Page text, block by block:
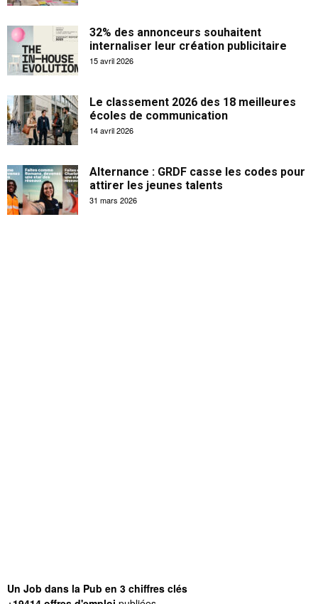
32% des annonceurs souhaitent
internaliser leur création publicitaire
15 avril 2026
Le classement 2026 des 18 meilleures
écoles de communication
14 avril 2026
Alternance : GRDF casse les codes pour
attirer les jeunes talents
31 mars 2026
Un Job dans la Pub en 3 chiffres clés